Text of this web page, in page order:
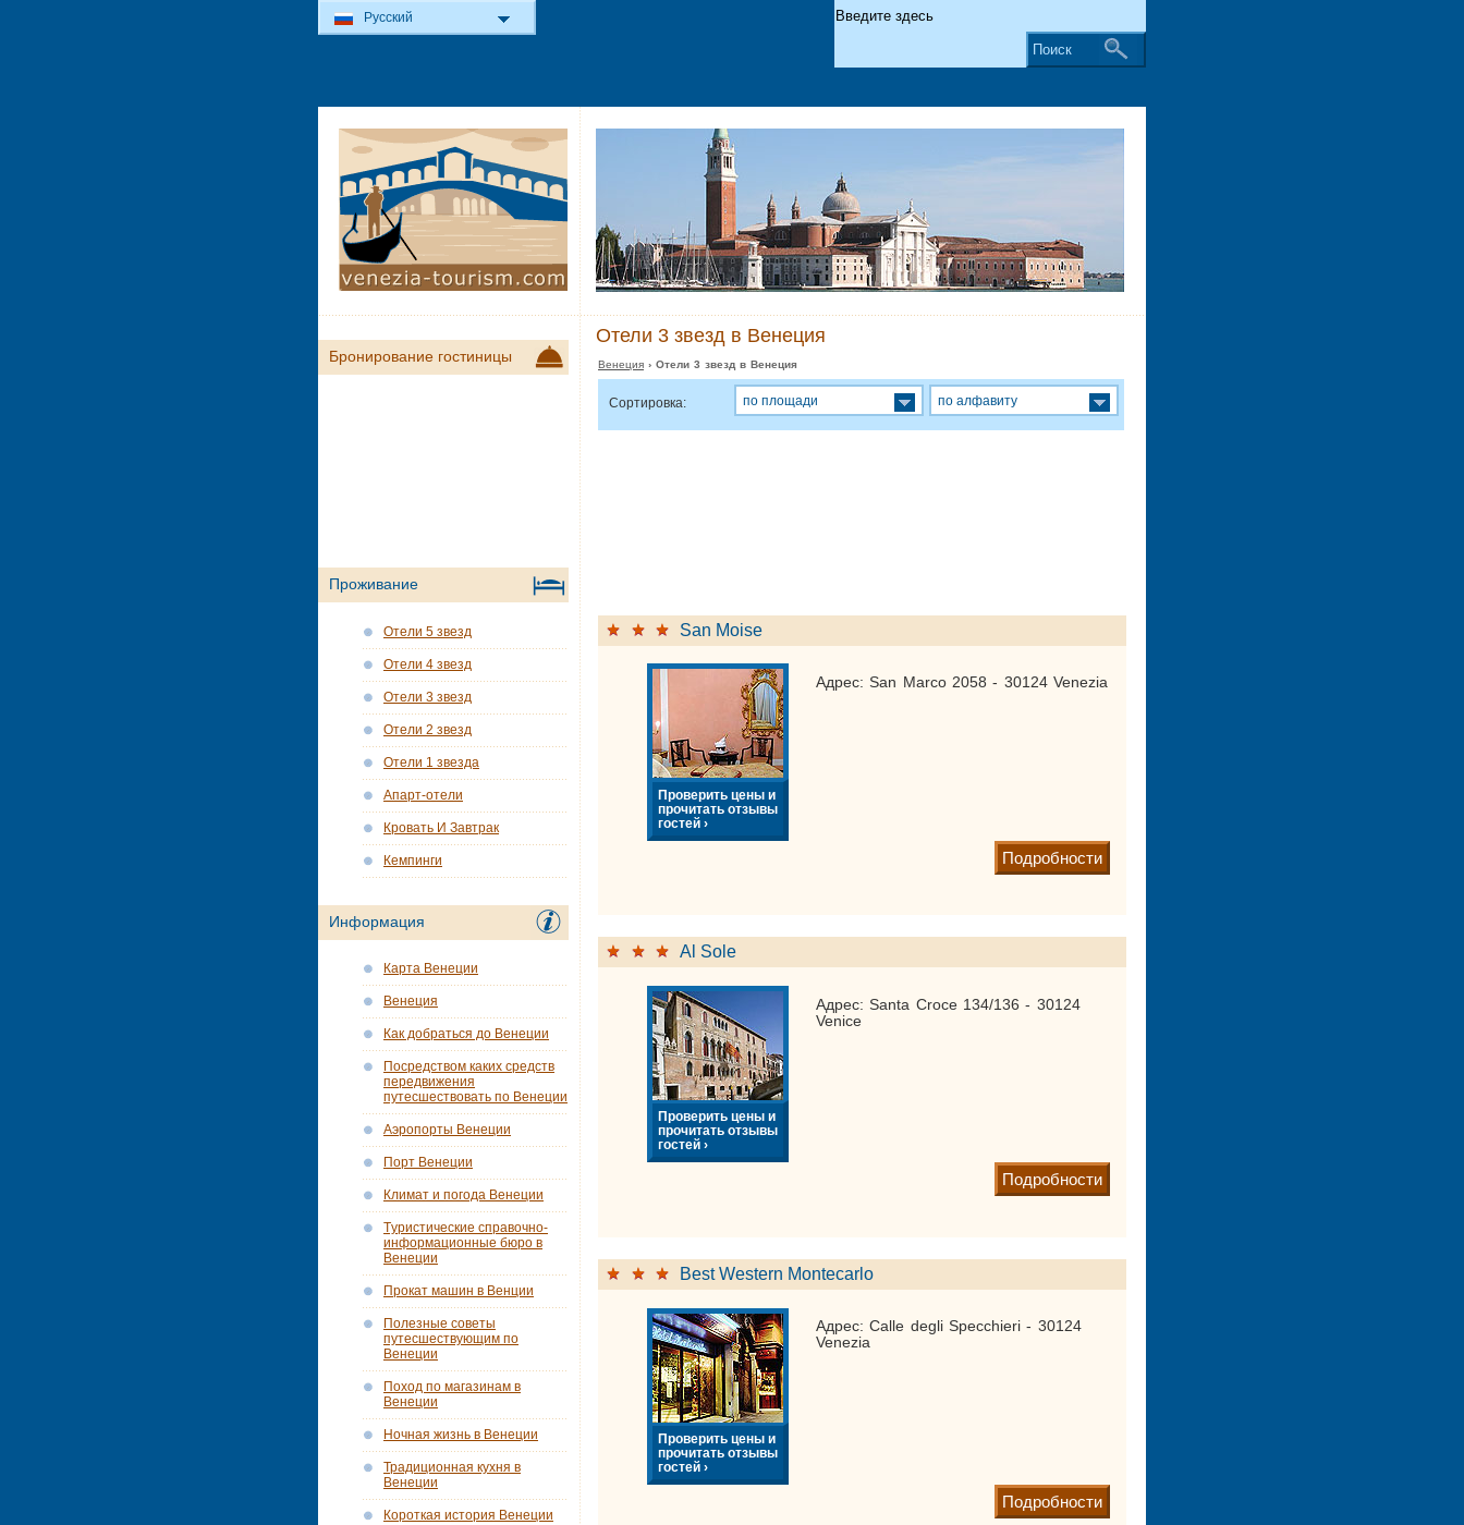
Отели 3 звезд в Венеция
Венеция › Отели 3 звезд в Венеция
Сортировка: по площади по алфавиту
San Moise
Проверить цены и
прочитать отзывы
гостей ›
Адрес: San Marco 2058 - 30124 Venezia
Подробности
Al Sole
Проверить цены и
прочитать отзывы
гостей ›
Адрес: Santa Croce 134/136 - 30124
Venice
Подробности
Best Western Montecarlo
Проверить цены и
прочитать отзывы
гостей ›
Адрес: Calle degli Specchieri - 30124
Venezia
Подробности
Бронирование гостиницы
Проживание
Отели 5 звезд
Отели 4 звезд
Отели 3 звезд
Отели 2 звезд
Отели 1 звезда
Апарт-отели
Кровать И Завтрак
Кемпинги
Информация
Карта Венеции
Венеция
Как добраться до Венеции
Посредством каких средств
передвижения
путесшествовать по Венеции
Аэропорты Венеции
Порт Венеции
Климат и погода Венеции
Tуристические справочно-
информационные бюро в
Венеции
Прокат машин в Венции
Полезные советы
путесшествующим по
Венеции
Поход по магазинам в
Венеции
Ночная жизнь в Венеции
Традиционная кухня в
Венеции
Короткая история Венеции
Русский
Поиск